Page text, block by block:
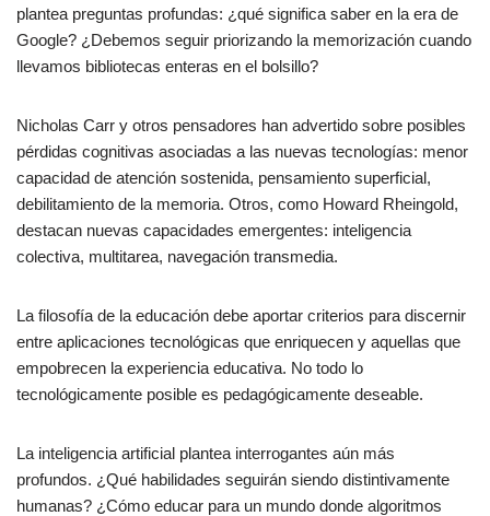
plantea preguntas profundas: ¿qué significa saber en la era de
Google? ¿Debemos seguir priorizando la memorización cuando
llevamos bibliotecas enteras en el bolsillo?
Nicholas Carr y otros pensadores han advertido sobre posibles
pérdidas cognitivas asociadas a las nuevas tecnologías: menor
capacidad de atención sostenida, pensamiento superficial,
debilitamiento de la memoria. Otros, como Howard Rheingold,
destacan nuevas capacidades emergentes: inteligencia
colectiva, multitarea, navegación transmedia.
La filosofía de la educación debe aportar criterios para discernir
entre aplicaciones tecnológicas que enriquecen y aquellas que
empobrecen la experiencia educativa. No todo lo
tecnológicamente posible es pedagógicamente deseable.
La inteligencia artificial plantea interrogantes aún más
profundos. ¿Qué habilidades seguirán siendo distintivamente
humanas? ¿Cómo educar para un mundo donde algoritmos